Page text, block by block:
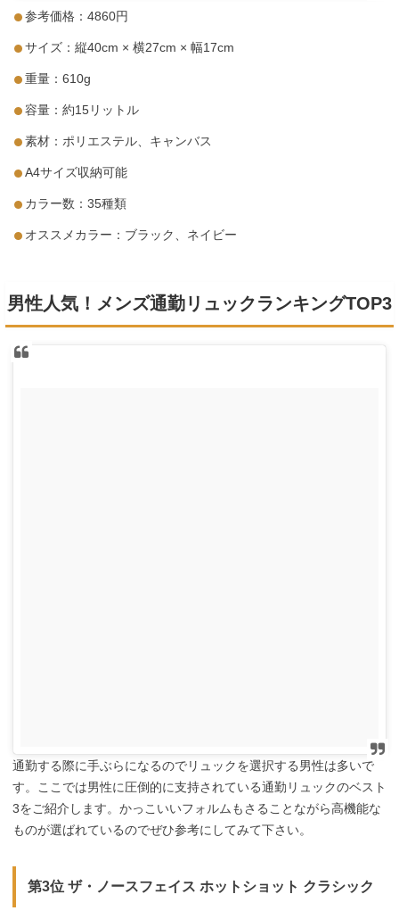
参考価格：4860円
サイズ：縦40cm × 横27cm × 幅17cm
重量：610g
容量：約15リットル
素材：ポリエステル、キャンバス
A4サイズ収納可能
カラー数：35種類
オススメカラー：ブラック、ネイビー
男性人気！メンズ通勤リュックランキングTOP3
通勤する際に手ぶらになるのでリュックを選択する男性は多いで
す。ここでは男性に圧倒的に支持されている通勤リュックのベスト
3をご紹介します。かっこいいフォルムもさることながら高機能な
ものが選ばれているのでぜひ参考にしてみて下さい。
第3位 ザ・ノースフェイス ホットショット クラシック